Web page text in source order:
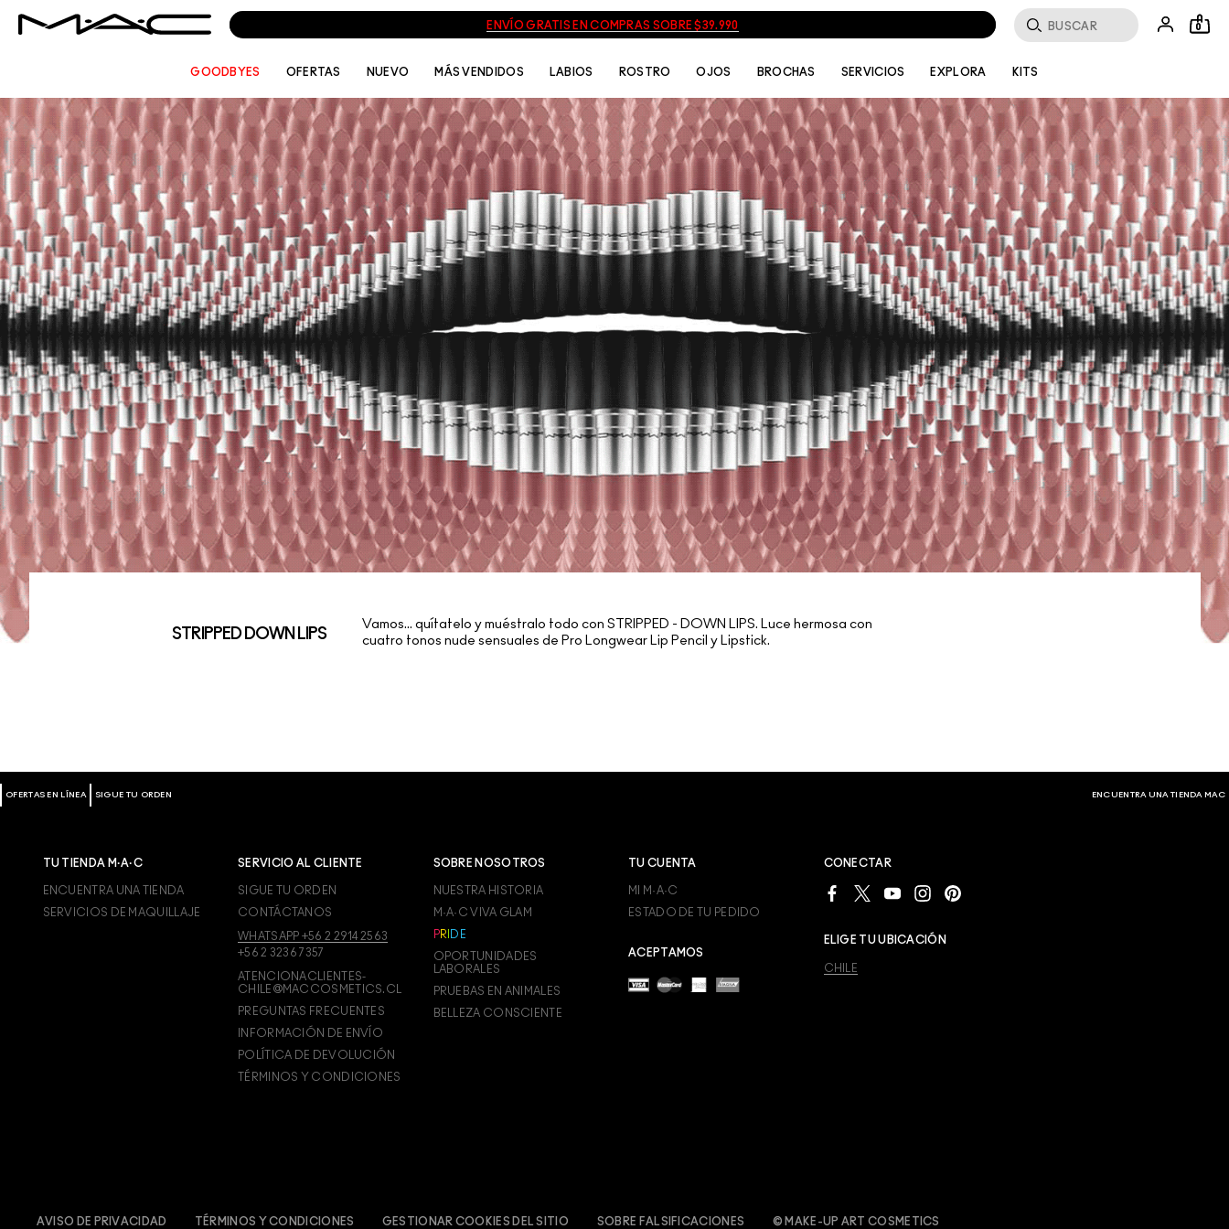
ENVÍO GRATIS EN COMPRAS SOBRE $39.990
Buscar
0
GOODBYES OFERTAS NUEVO MÁS VENDIDOS LABIOS ROSTRO OJOS BROCHAS SERVICIOS EXPLORA KITS
STRIPPED DOWN LIPS
Vamos... quítatelo y muéstralo todo con STRIPPED - DOWN LIPS. Luce hermosa con
cuatro tonos nude sensuales de Pro Longwear Lip Pencil y Lipstick.
ENCUENTRA UNA TIENDA MAC
OFERTAS EN LÍNEA SIGUE TU ORDEN
TU TIENDA M·A·C
ENCUENTRA UNA TIENDA
SERVICIOS DE MAQUILLAJE
SERVICIO AL CLIENTE
SIGUE TU ORDEN
CONTÁCTANOS
WHATSAPP +56 2 2914 2563
+56 2 3236 7357
ATENCIONACLIENTES-
CHILE@MACCOSMETICS.CL
PREGUNTAS FRECUENTES
INFORMACIÓN DE ENVÍO
POLÍTICA DE DEVOLUCIÓN
TÉRMINOS Y CONDICIONES
SOBRE NOSOTROS
NUESTRA HISTORIA
M·A·C VIVA GLAM
PR D E
OPORTUNIDADES
LABORALES
PRUEBAS EN ANIMALES
BELLEZA CONSCIENTE
TU CUENTA
MI M·A·C
ESTADO DE TU PEDIDO
ACEPTAMOS
CONECTAR
ELIGE TU UBICACIÓN
CHILE
AVISO DE PRIVACIDAD TÉRMINOS Y CONDICIONES GESTIONAR COOKIES DEL SITIO SOBRE FALSIFICACIONES © MAKE-UP ART COSMETICS